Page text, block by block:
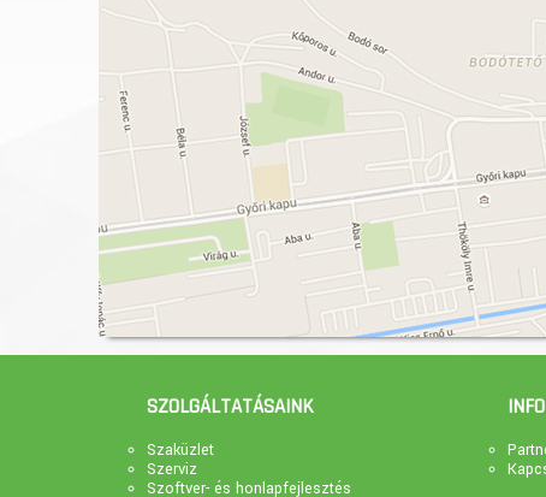
SZOLGÁLTATÁSAINK
Szaküzlet
Szerviz
Szoftver- és honlapfejlesztés